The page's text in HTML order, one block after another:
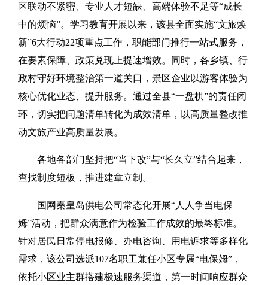
区联动不紧密、专业人才短缺、高端体验不足等“成长
中的烦恼”。学习教育开展以来，该县全面实施“文旅焕
新”6大行动22项重点工作，职能部门推行一站式服务，
在要素保障、政策兑现上提速增效。同时，各乡镇、行
政村守好环境整治第一道关口，景区企业以游客体验为
核心优化业态、提升服务。通过全县“一盘棋”的责任闭
环，切实把问题清单转化为成效清单，以高质量整改推
动文旅产业高质量发展。
各地各部门坚持把“当下改”与“长久立”结合起来，
查找制度短板，推进建章立制。
国网秦皇岛供电公司常态化开展“人人争当电保
姆”活动，把群众满意作为检验工作成效的最终标准。
针对居民日常停电报修、办电咨询、用电诉求等多样化
需求，该公司选派107名职工兼任小区专属“电保姆”，
依托小区业主群搭建极速服务渠道，第一时间响应群众